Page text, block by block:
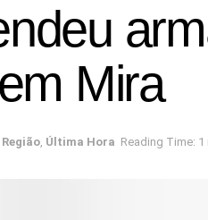
Mira
Região, Última Hora Reading Time: 1